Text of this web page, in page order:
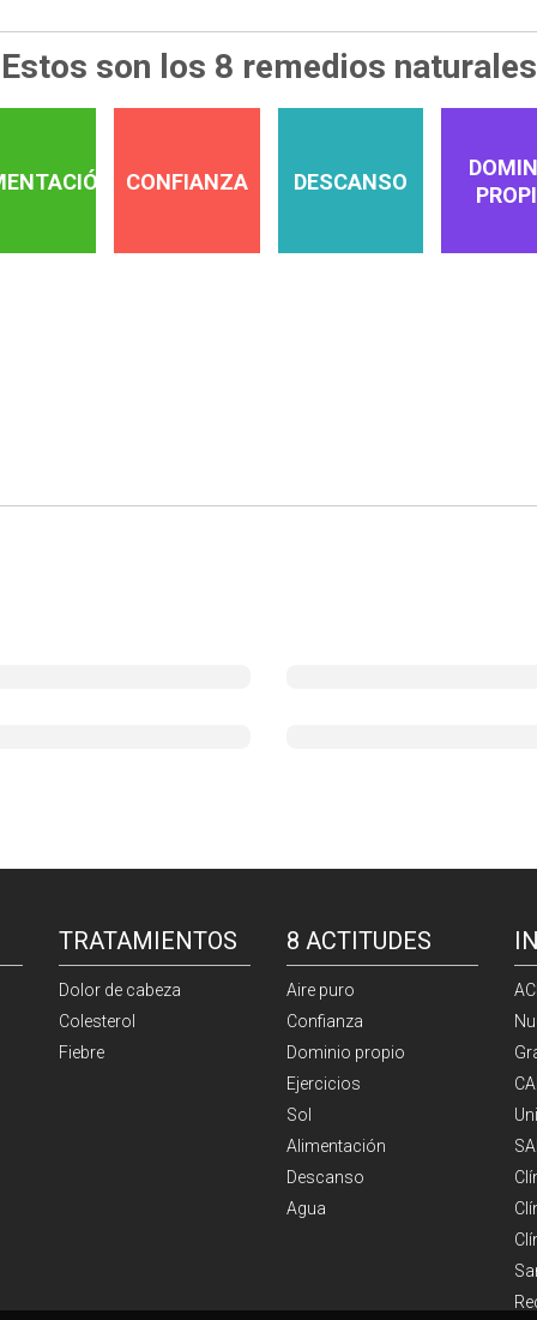
Estos son los 8 remedios naturales
CONFIANZA DESCANSO
TRATAMIENTOS
Dolor de cabeza
Colesterol
Fiebre
8 ACTITUDES
Aire puro
Confianza
Dominio propio
Ejercicios
Sol
Alimentación
Descanso
Agua